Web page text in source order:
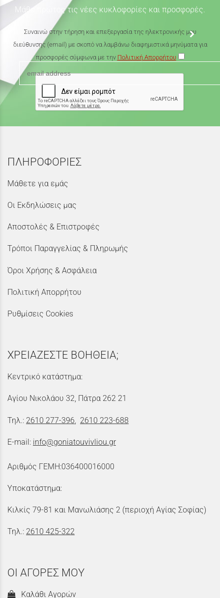
Μάθε πρώτος τις νέες κυκλοφορίες και προσφορές.
Συναινώ στην τήρηση και επεξεργασία της ηλεκτρονικής μου
διεύθυνσης (email) με σκοπό να λαμβάνω διαφημιστικά μηνύματα για
προσφορές σύμφωνα με την Πολιτική Απορρήτου
ΠΛΗΡΟΦΟΡΙΕΣ
Μάθετε για εμάς
Οι Εκδηλώσεις μας
Αποστολές & Επιστροφές
Τρόποι Παραγγελίας & Πληρωμής
Όροι Χρήσης & Ασφάλεια
Πολιτική Απορρήτου
Ρυθμίσεις Cookies
ΧΡΕΙΑΖΕΣΤΕ ΒΟΗΘΕΙΑ;
Κεντρικό κατάστημα:
Αγίου Νικολάου 32, Πάτρα 262 21
Τηλ.: 2610 277-396 2610 223-688
E-mail: info@goniatouvivliou.gr
Αριθμός ΓΕΜΗ:036400016000
Υποκατάστημα:
Κιλκίς 79-81 και Μανωλιάσης 2 (περιοχή Αγίας Σοφίας)
Τηλ.: 2610 425-322
ΟΙ ΑΓΟΡΕΣ ΜΟΥ
Καλάθι Αγορών